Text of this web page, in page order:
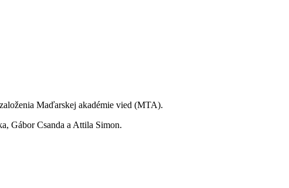
Maďarskej akadémie vied (MTA).
Gábor Csanda a Attila Simon.